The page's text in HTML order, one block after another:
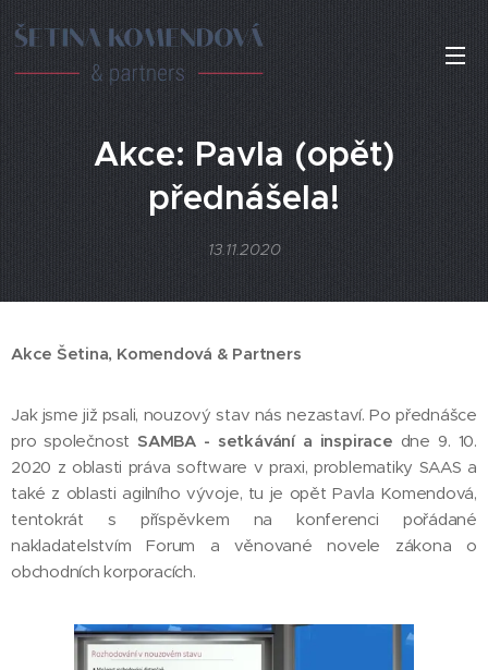
Akce: Pavla (opět)
přednášela!
13.11.2020
Akce Šetina, Komendová & Partners
Jak jsme již psali, nouzový stav nás nezastaví. Po přednášce
pro společnostSAMBA - setkávání a inspirace dne 9. 10.
2020 z oblasti práva software v praxi, problematiky SAAS a
také z oblasti agilního vývoje, tu je opět Pavla Komendová,
tentokrát s příspěvkem na konferenci pořádané
nakladatelstvím Forum a věnované novele zákona o
obchodních korporacích.